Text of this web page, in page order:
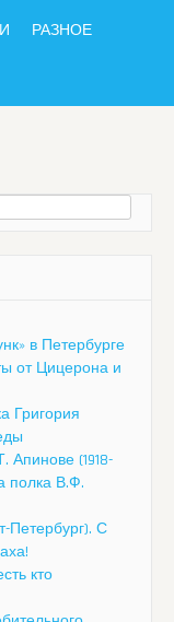
РАЗНОЕ
в Петербурге
от Цицерона и
Григория
Апинове (1918-
полка В.Ф.
Петербург). С
кто